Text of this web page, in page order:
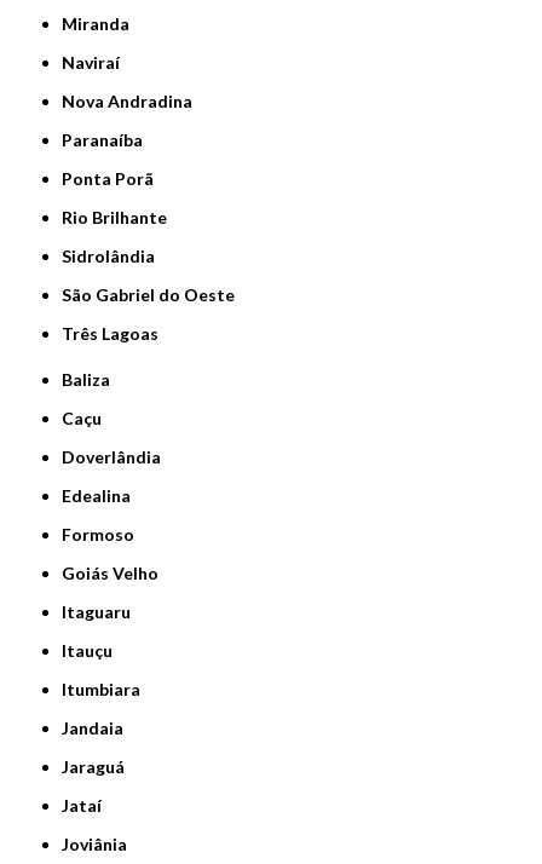
Miranda
Naviraí
Nova Andradina
Paranaíba
Ponta Porã
Rio Brilhante
Sidrolândia
São Gabriel do Oeste
Três Lagoas
Baliza
Caçu
Doverlândia
Edealina
Formoso
Goiás Velho
Itaguaru
Itauçu
Itumbiara
Jandaia
Jaraguá
Jataí
Joviânia